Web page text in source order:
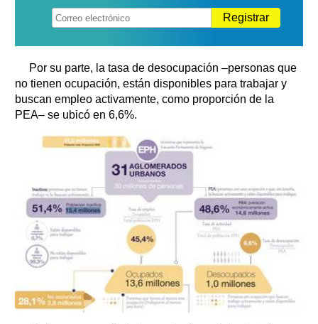
Registrar
Por su parte, la tasa de desocupación –personas que
no tienen ocupación, están disponibles para trabajar y
buscan empleo activamente, como proporción de la
PEA– se ubicó en 6,6%.